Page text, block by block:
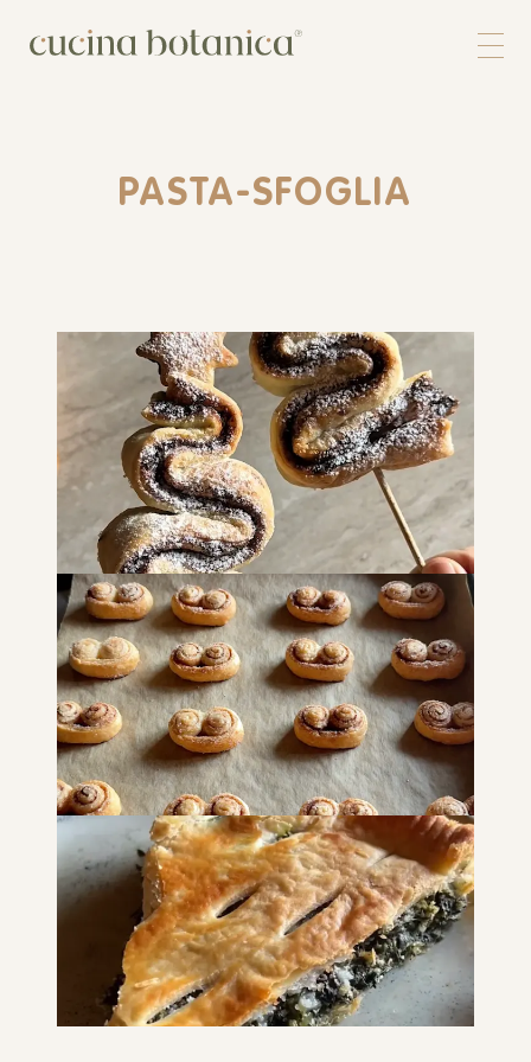
Shop
ContattiPASTA-SFOGLIA
Alberelli di sfoglia
DOLCI SNACK E MERENDE COLAZIONE
Mini prussiane
SNACK E MERENDE COLAZIONE DOLCI